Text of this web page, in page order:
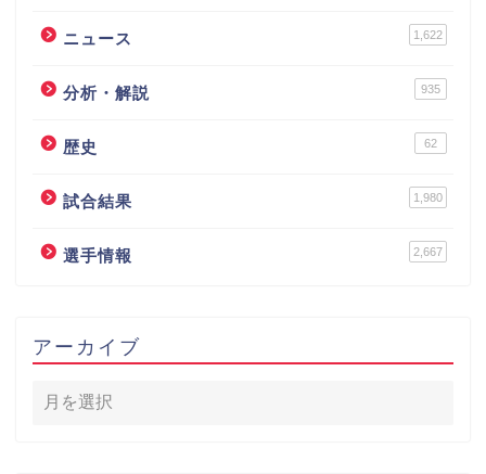
ニュース 1,622
分析・解説 935
歴史 62
試合結果 1,980
選手情報 2,667
アーカイブ